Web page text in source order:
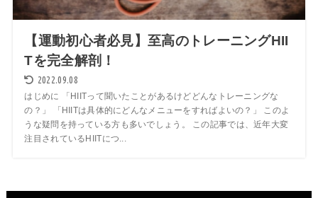
【運動初心者必見】至高のトレーニングHII
Tを完全解剖！
2022.09.08
はじめに 「HIITって聞いたことがあるけどどんなトレーニングな
の？」 「HIITは具体的にどんなメニューをすればよいの？」 このよ
うな疑問を持っている方も多いでしょう。 この記事では、近年大変
注目されているHIITにつ...